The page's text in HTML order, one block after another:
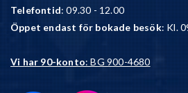
Telefontid: 09.30 - 12.00
Öppet endast för bokade besök: Kl.
Vi har 90-konto: BG 900-4680